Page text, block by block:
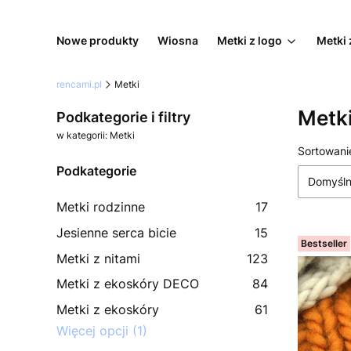
Nowe produkty Wiosna Metki z logo Metki
rencami.pl Metki
Podkategorie i filtry
w kategorii: Metki
Podkategorie
Metki rodzinne
17
Jesienne serca bicie
15
Metki z nitami
123
Metki z ekoskóry DECO
84
Metki z ekoskóry
61
Więcej opcji (1)
Lista
Bestseller